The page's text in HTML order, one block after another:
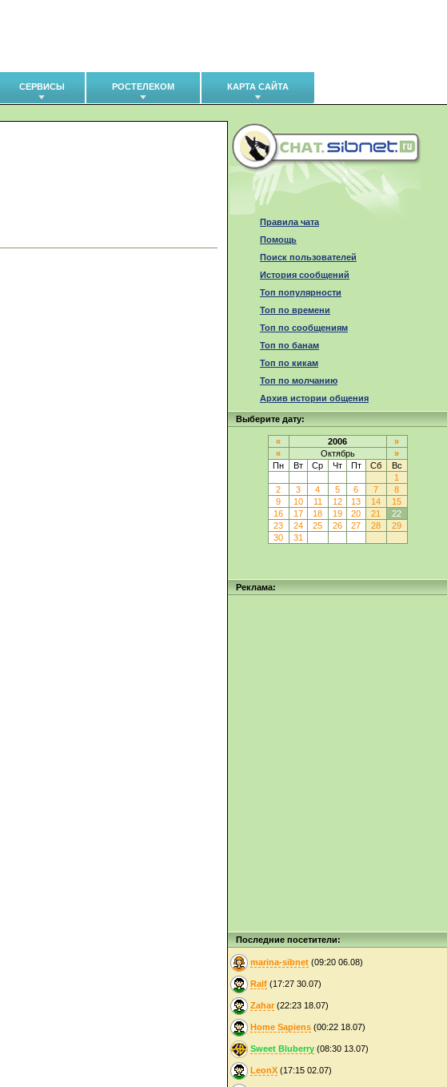
СЕРВИСЫ РОСТЕЛЕКОМ КАРТА САЙТА
Правила чата
Помощь
Поиск пользователей
История сообщений
Топ популярности
Топ по времени
Топ по сообщениям
Топ по банам
Топ по кикам
Топ по молчанию
Архив истории общения
Выберите дату:
« 2006
»
«
Октябрь
»
Пн
Вт Ср Чт Пт Сб
Вс
1
2
3 4 5 6 7
8
9
10 11 12 13 14
15
16
17 18 19 20 21
22
23
24 25 26 27 28
29
30
31
Реклама:
Последние посетители:
marina-sibnet (09:20 06.08)
Ralf (17:27 30.07)
Zahar (22:23 18.07)
Home Sapiens (00:22 18.07)
Sweet Bluberry (08:30 13.07)
LeonX (17:15 02.07)